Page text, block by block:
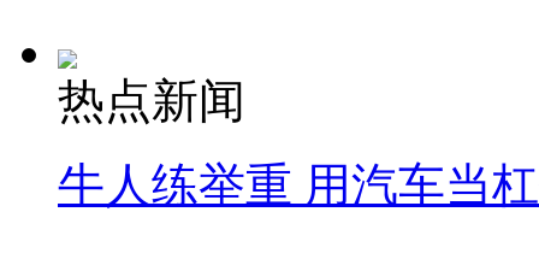
热点新闻
牛人练举重 用汽车当